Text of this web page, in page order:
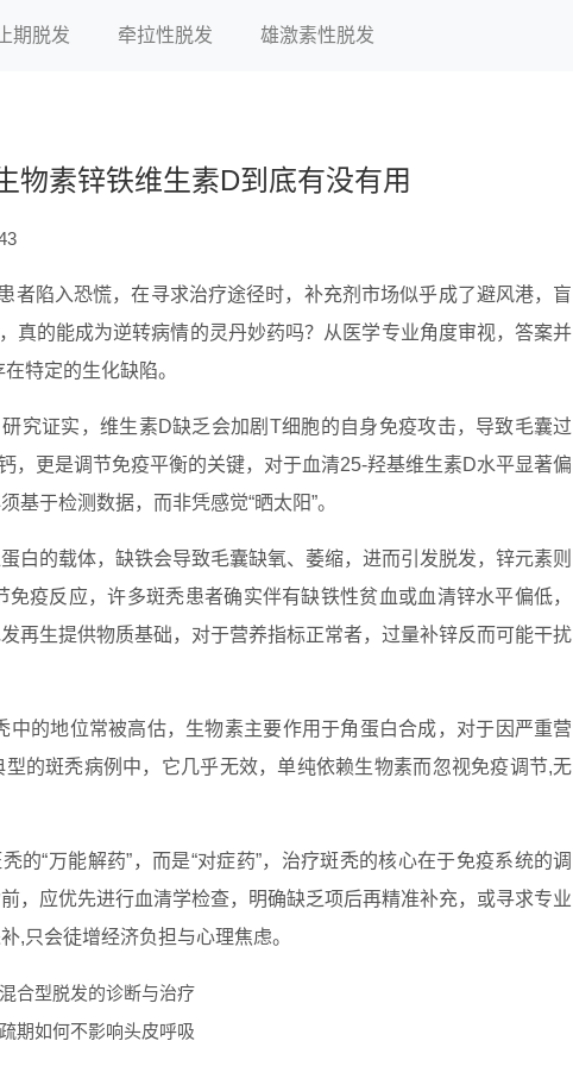
期脱发 牵拉性脱发 雄激素性脱发
物素锌铁维生素D到底有没有用
者陷入恐慌，在寻求治疗途径时，补充剂市场似乎成了避风港，盲
真的能成为逆转病情的灵丹妙药吗？从医学专业角度审视，答案并
特定的生化缺陷。
究证实，维生素D缺乏会加剧T细胞的自身免疫攻击，导致毛囊过
，更是调节免疫平衡的关键，对于血清25-羟基维生素D水平显著偏
于检测数据，而非凭感觉“晒太阳”。
白的载体，缺铁会导致毛囊缺氧、萎缩，进而引发脱发，锌元素则
疫反应，许多斑秃患者确实伴有缺铁性贫血或血清锌水平偏低，
再生提供物质基础，对于营养指标正常者，过量补锌反而可能干扰
的地位常被高估，生物素主要作用于角蛋白合成，对于因严重营
的斑秃病例中，它几乎无效，单纯依赖生物素而忽视免疫调节,无
的“万能解药”，而是“对症药”，治疗斑秃的核心在于免疫系统的调
，应优先进行血清学检查，明确缺乏项后再精准补充，或寻求专业
,只会徒增经济负担与心理焦虑。
合型脱发的诊断与治疗
期如何不影响头皮呼吸